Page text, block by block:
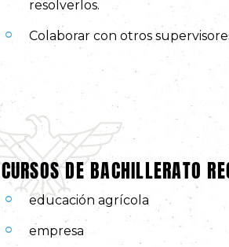
resolverlos.
Colaborar con otros
CURSOS DE BACHILLERATO
educación agrícola
empresa